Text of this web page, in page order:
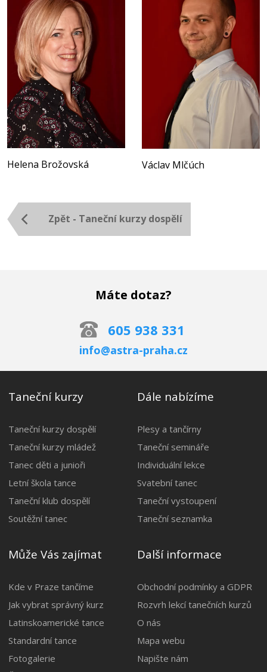
Helena Brožovská Václav Mlčúch
Zpět - Taneční kurzy dospělí
Máte dotaz?
605 938 331
info@astra-praha.cz
Taneční kurzy
Taneční kurzy dospělí
Taneční kurzy mládež
Tanec děti a junioři
Letní škola tance
Taneční klub dospělí
Soutěžní tanec
Dále nabízíme
Plesy a tančírny
Taneční semináře
Individuální lekce
Svatební tanec
Taneční vystoupení
Taneční seznamka
Může Vás zajímat
Kde v Praze tančíme
Jak vybrat správný kurz
Latinskoamerické tance
Standardní tance
Fotogalerie
Další informace
Obchodní podmínky a GDPR
Rozvrh lekcí tanečních kurzů
O nás
Mapa webu
Napište nám